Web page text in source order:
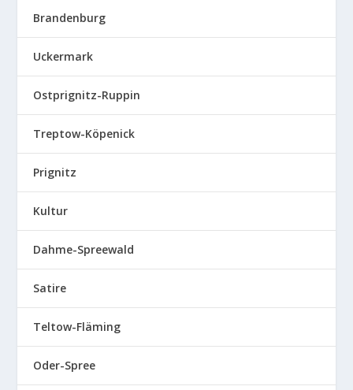
Brandenburg
Uckermark
Ostprignitz-Ruppin
Treptow-Köpenick
Prignitz
Kultur
Dahme-Spreewald
Satire
Teltow-Fläming
Oder-Spree